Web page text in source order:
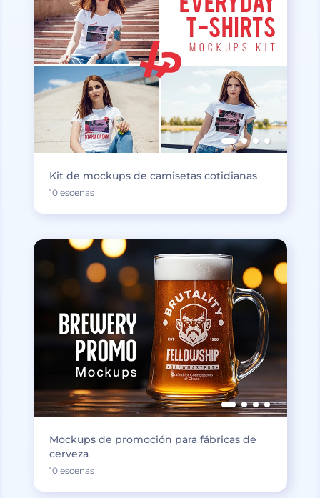
Kit de mockups de camisetas cotidianas
10 escenas
Mockups de promoción para fábricas de
cerveza
10 escenas